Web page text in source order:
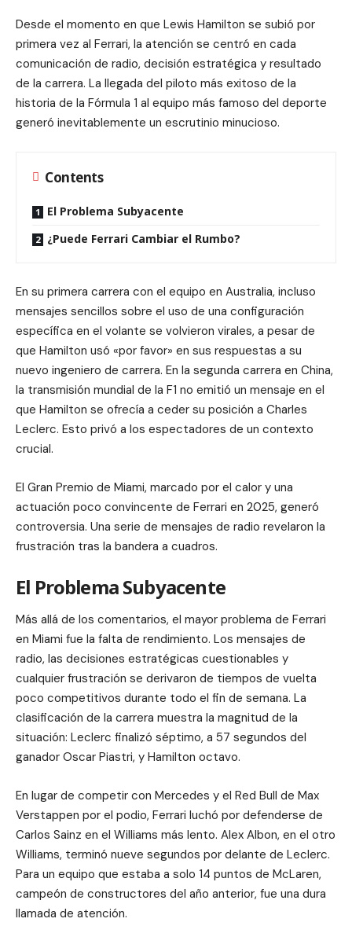
Desde el momento en que Lewis Hamilton se subió por
primera vez al Ferrari, la atención se centró en cada
comunicación de radio, decisión estratégica y resultado
de la carrera. La llegada del piloto más exitoso de la
historia de la Fórmula 1 al equipo más famoso del deporte
generó inevitablemente un escrutinio minucioso.
Contents
El Problema Subyacente
¿Puede Ferrari Cambiar el Rumbo?
En su primera carrera con el equipo en Australia, incluso
mensajes sencillos sobre el uso de una configuración
específica en el volante se volvieron virales, a pesar de
que Hamilton usó «por favor» en sus respuestas a su
nuevo ingeniero de carrera. En la segunda carrera en China,
la transmisión mundial de la F1 no emitió un mensaje en el
que Hamilton se ofrecía a ceder su posición a Charles
Leclerc. Esto privó a los espectadores de un contexto
crucial.
El Gran Premio de Miami, marcado por el calor y una
actuación poco convincente de Ferrari en 2025, generó
controversia. Una serie de mensajes de radio revelaron la
frustración tras la bandera a cuadros.
El Problema Subyacente
Más allá de los comentarios, el mayor problema de Ferrari
en Miami fue la falta de rendimiento. Los mensajes de
radio, las decisiones estratégicas cuestionables y
cualquier frustración se derivaron de tiempos de vuelta
poco competitivos durante todo el fin de semana. La
clasificación de la carrera muestra la magnitud de la
situación: Leclerc finalizó séptimo, a 57 segundos del
ganador Oscar Piastri, y Hamilton octavo.
En lugar de competir con Mercedes y el Red Bull de Max
Verstappen por el podio, Ferrari luchó por defenderse de
Carlos Sainz en el Williams más lento. Alex Albon, en el otro
Williams, terminó nueve segundos por delante de Leclerc.
Para un equipo que estaba a solo 14 puntos de McLaren,
campeón de constructores del año anterior, fue una dura
llamada de atención.